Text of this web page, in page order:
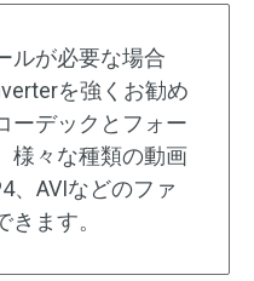
ルが必要な場合
を強くお勧め
ーデックとフォー
様々な種類の動画
、AVIなどのファ
ます。